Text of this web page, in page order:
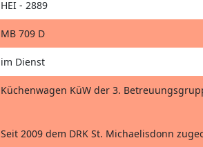
HEI - 2889
MB 709 D
im Dienst
Küchenwagen KüW der 3.
Seit 2009 dem DRK St. Michaelisdonn